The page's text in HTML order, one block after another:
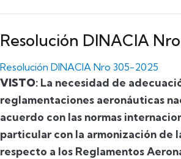
Resolución DINACIA
Resolución DINACIA Nro 305-2025
VISTO: La necesidad de
reglamentaciones aeronáuticas
acuerdo con las normas
particular con la armonización de
respecto a los Reglamentos